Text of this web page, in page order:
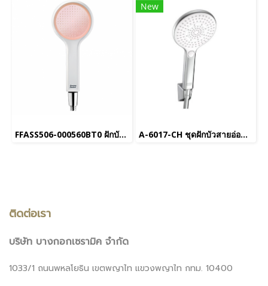
FFASS506-000560BT0 ฝักบัวสายอ่อน 1 ฟังก์ชั่น พร้อมสายและขอแขวน รุ่น GENIE (สีชมพู)
New
A-6017-CH ชุดฝักบัวสายอ่อน รุ่น RAINCLICK CLEANSEPLUS
ติดต่อเรา
บริษัท บางกอกเซรามิค จำกัด
1033/1 ถนนพหลโยธิน เขตพญาไท แขวงพญาไท กทม. 10400